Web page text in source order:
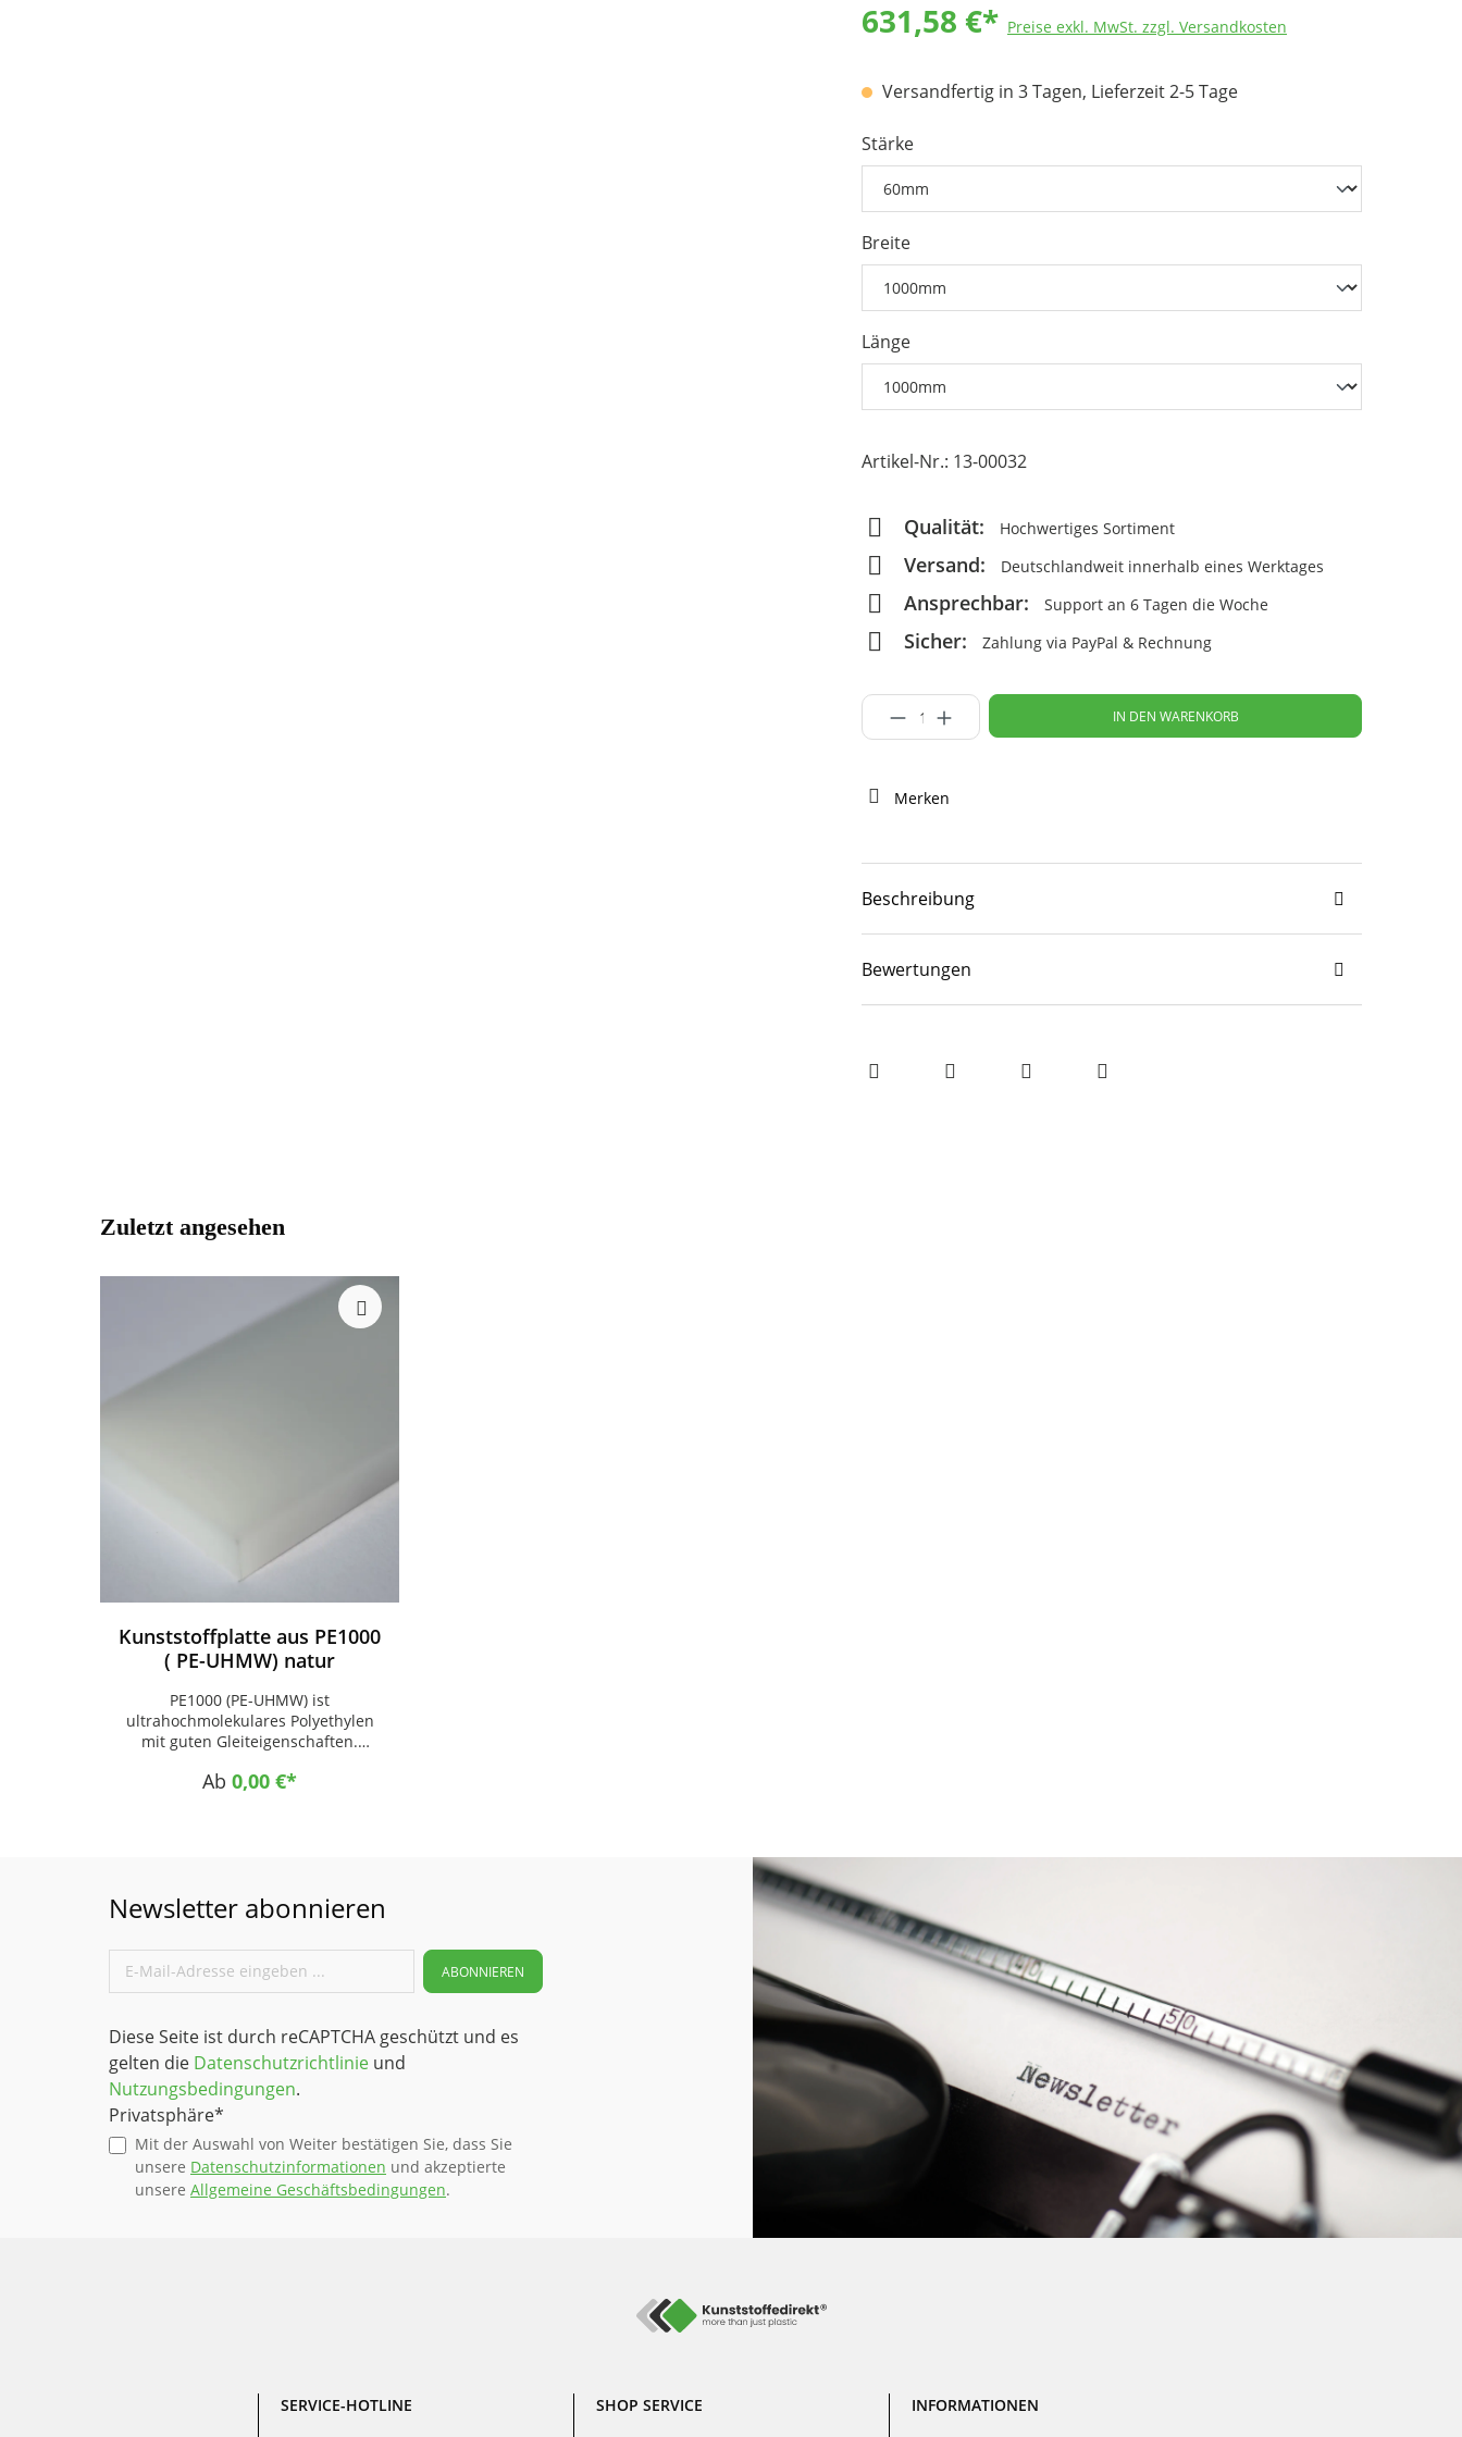
Medizintechnik
631,58 €* Preise exkl. MwSt. zzgl. Versandkosten
Versandfertig in 3 Tagen, Lieferzeit 2-5 Tage
Stärke
Breite
Länge
Artikel-Nr.: 13-00032
Qualität: Hochwertiges Sortiment
Versand: Deutschlandweit innerhalb eines Werktages
Ansprechbar: Support an 6 Tagen die Woche
Sicher: Zahlung via PayPal & Rechnung
IN DEN WARENKORB
Merken
Beschreibung
Bewertungen
Zuletzt angesehen
Kunststoffplatte aus PE1000
( PE-UHMW) natur
PE1000 (PE-UHMW) ist
ultrahochmolekulares Polyethylen
mit guten Gleiteigenschaften.
Kunststoffplatte PE1000 (PE-UHMW)
gegen Korrosion und Chemikalien
Keine Wasseraufnahme Sehr gute
Leistungsfähigkeit im Einsatz bei
Temperaturen bis -200 °C
Gute Spannungsrissbeständigkeit
Gute Geräuschdämpfung
Physiologisch unbedenklich (reine
Ausführung) Einsatzgebiete
Chemietechnik Allgemeine
Fördertechnik Allgemeiner
Maschinenbau
Lebensmittelindustrie
Verpackungsindustrie Elektro- und
Ab 0,00 €*
Newsletter abonnieren
ABONNIEREN
Diese Seite ist durch reCAPTCHA geschützt und es
gelten die Datenschutzrichtlinie und
Nutzungsbedingungen.
Privatsphäre*
Mit der Auswahl von Weiter bestätigen Sie, dass Sie
unsere Datenschutzinformationen und akzeptierte
unsere Allgemeine Geschäftsbedingungen.
SERVICE-HOTLINE SHOP SERVICE INFORMATIONEN